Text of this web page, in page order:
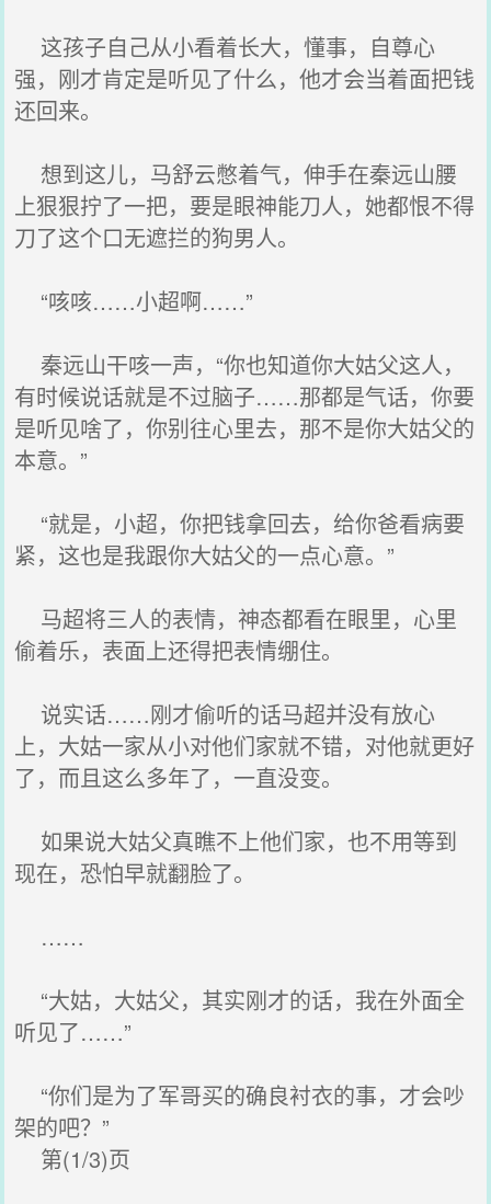
这孩子自己从小看着长大，懂事，自尊心
强，刚才肯定是听见了什么，他才会当着面把钱
还回来。
想到这儿，马舒云憋着气，伸手在秦远山腰
上狠狠拧了一把，要是眼神能刀人，她都恨不得
刀了这个口无遮拦的狗男人。
“咳咳……小超啊……”
秦远山干咳一声，“你也知道你大姑父这人，
有时候说话就是不过脑子……那都是气话，你要
是听见啥了，你别往心里去，那不是你大姑父的
本意。”
“就是，小超，你把钱拿回去，给你爸看病要
紧，这也是我跟你大姑父的一点心意。”
马超将三人的表情，神态都看在眼里，心里
偷着乐，表面上还得把表情绷住。
说实话……刚才偷听的话马超并没有放心
上，大姑一家从小对他们家就不错，对他就更好
了，而且这么多年了，一直没变。
如果说大姑父真瞧不上他们家，也不用等到
现在，恐怕早就翻脸了。
……
“大姑，大姑父，其实刚才的话，我在外面全
听见了……”
“你们是为了军哥买的确良衬衣的事，才会吵
架的吧？”
第(1/3)页